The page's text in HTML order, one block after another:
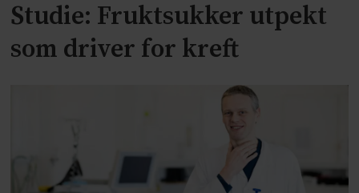
Studie: Fruktsukker utpekt
som driver for kreft